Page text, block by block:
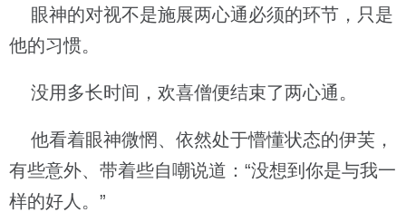
眼神的对视不是施展两心通必须的环节，只是
他的习惯。
没用多长时间，欢喜僧便结束了两心通。
他看着眼神微惘、依然处于懵懂状态的伊芙，
有些意外、带着些自嘲说道：“没想到你是与我一
样的好人。”